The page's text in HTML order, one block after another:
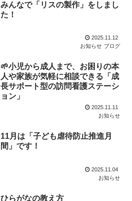
みんなで「リスの製作」をしまし
た！
2025.11.12
お知らせ ブログ
🌱小児から成人まで、お困りの本
人や家族が気軽に相談できる「成
長サポート型の訪問看護ステーシ
ョン」
2025.11.11
お知らせ
11月は「子ども虐待防止推進月
間」です！
2025.11.04
お知らせ
ひらがなの教え方